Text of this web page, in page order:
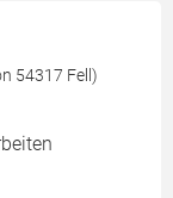
54317 Fell)